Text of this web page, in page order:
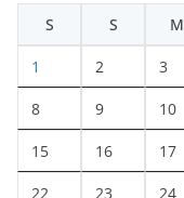
S
S M
1 2 3
8 9 10
15 16 17
22 23 24